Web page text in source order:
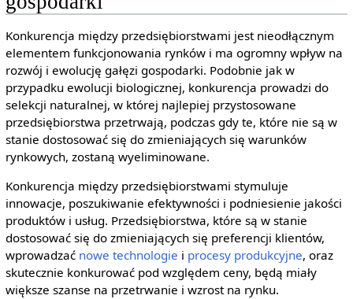
Konkurencja między przedsiębiorstwami jest nieodłącznym
elementem funkcjonowania rynków i ma ogromny wpływ na
rozwój i ewolucję gałęzi gospodarki. Podobnie jak w
przypadku ewolucji biologicznej, konkurencja prowadzi do
selekcji naturalnej, w której najlepiej przystosowane
przedsiębiorstwa przetrwają, podczas gdy te, które nie są w
stanie dostosować się do zmieniających się warunków
rynkowych, zostaną wyeliminowane.
Konkurencja między przedsiębiorstwami stymuluje
innowacje, poszukiwanie efektywności i podniesienie jakości
produktów i usług. Przedsiębiorstwa, które są w stanie
dostosować się do zmieniających się preferencji klientów,
wprowadzać nowe technologie i procesy produkcyjne, oraz
skutecznie konkurować pod względem ceny, będą miały
większe szanse na przetrwanie i wzrost na rynku.